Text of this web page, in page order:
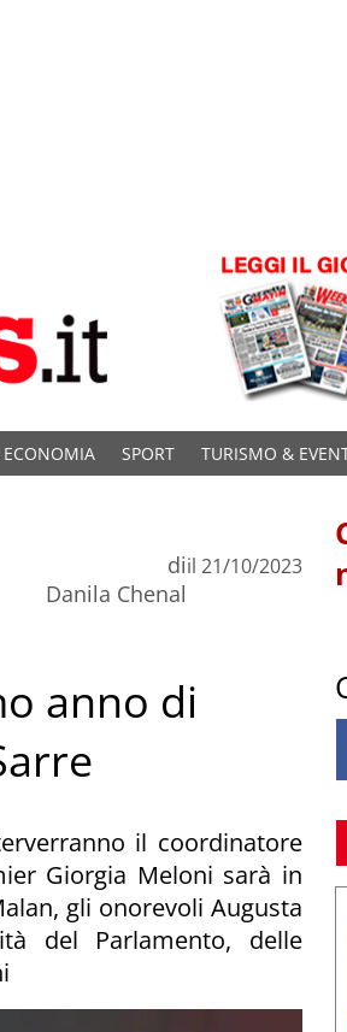
ECONOMIA SPORT TURISMO &
di
Danila Chenal
il 21/10/2023
anno di
il coordinatore
Giorgia Meloni sarà in
gli onorevoli Augusta
del Parlamento, delle